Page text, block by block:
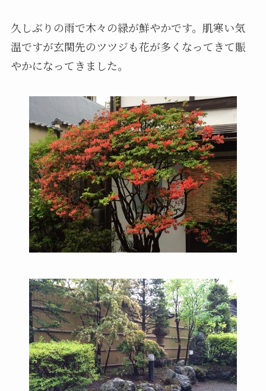
久しぶりの雨で木々の緑が鮮やかです。肌寒い気
温ですが玄関先のツツジも花が多くなってきて賑
やかになってきました。